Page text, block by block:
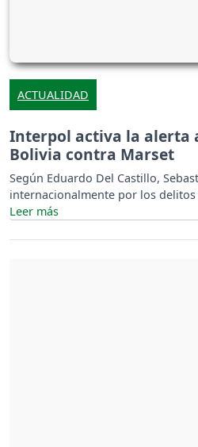
ACTUALIDAD
Interpol activa la alerta
Bolivia contra Marset
Según Eduardo Del Castillo,
internacionalmente por los